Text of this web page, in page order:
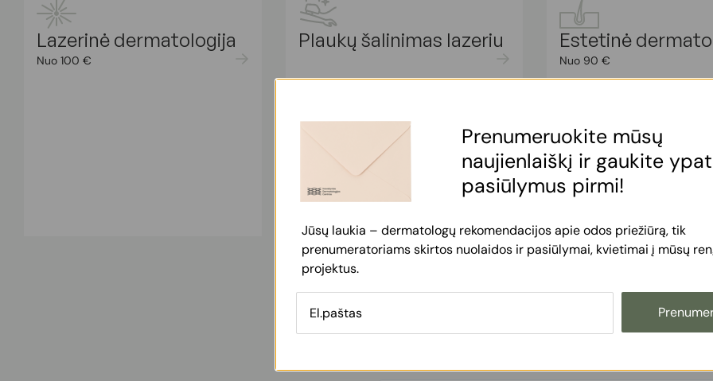
Lazerinė dermatologija
Nuo 100 €
Plaukų šalinimas lazeriu Estetinė
Nuo 90 €
Prenumeruokite mūsų
naujienlaiškį ir gaukite
pasiūlymus pirmi!
Jūsų laukia – dermatologų rekomendacijos apie odos priežiūrą, tik
prenumeratoriams skirtos nuolaidos ir pasiūlymai, kvietimai į mūsų
projektus.